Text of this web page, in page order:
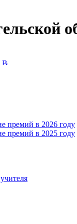
премий в 2026 году
премий в 2025 году